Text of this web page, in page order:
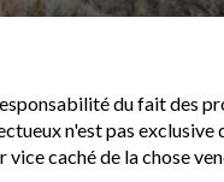
du fait des
n'est pas exclusive
vice caché de la chose